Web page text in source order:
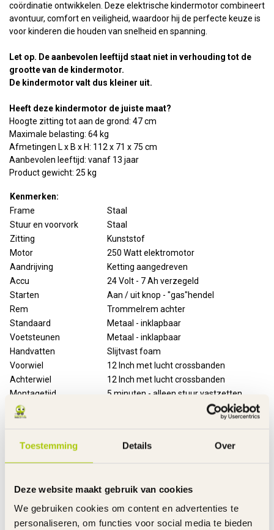
Toestemming Details Over
Deze website maakt gebruik van cookies
We gebruiken cookies om content en advertenties te
personaliseren, om functies voor social media te bieden
coördinatie ontwikkelen. Deze elektrische kindermotor combineert
avontuur, comfort en veiligheid, waardoor hij de perfecte keuze is
voor kinderen die houden van snelheid en spanning.
Let op. De aanbevolen leeftijd staat niet in verhouding tot de
grootte van de kindermotor.
De kindermotor valt dus kleiner uit.
Heeft deze kindermotor de juiste maat?
Hoogte zitting tot aan de grond: 47 cm
Maximale belasting: 64 kg
Afmetingen L x B x H: 112 x 71 x 75 cm
Aanbevolen leeftijd: vanaf 13 jaar
Product gewicht: 25 kg
Kenmerken:
Frame
Staal
Stuur en voorvork
Staal
Zitting
Kunststof
Motor
250 Watt elektromotor
Aandrijving
Ketting aangedreven
Accu
24 Volt - 7 Ah verzegeld
Starten
Aan / uit knop - "gas"hendel
Rem
Trommelrem achter
Standaard
Metaal - inklapbaar
Voetsteunen
Metaal - inklapbaar
Handvatten
Slijtvast foam
Voorwiel
12 Inch met lucht crossbanden
Achterwiel
12 Inch met lucht crossbanden
Montagetijd
5 minuten - alleen stuur vastzetten
Laadtijd
Rijtijd
Inclusief
Oplader en handleiding
Garantie product
Garantie Oplader
6 Maanden